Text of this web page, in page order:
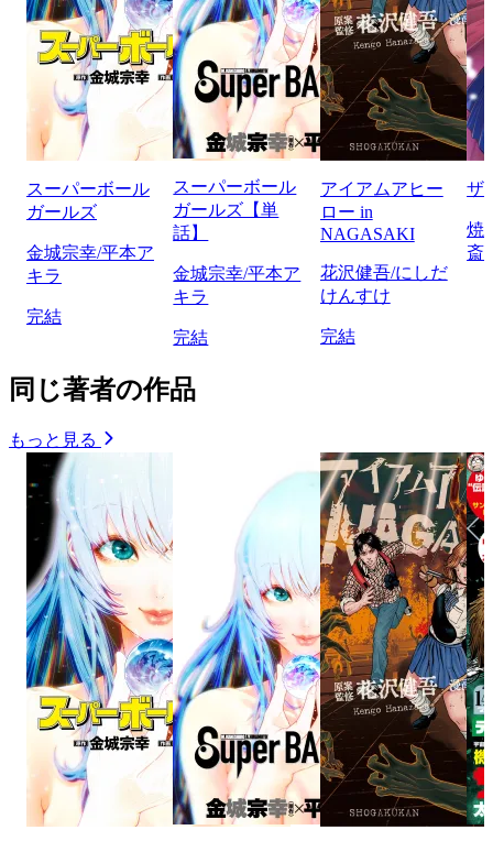
スーパーボール
ガールズ
金城宗幸/平本ア
キラ
完結
スーパーボール
ガールズ【単
話】
金城宗幸/平本ア
キラ
完結
アイアムアヒー
ロー in
NAGASAKI
花沢健吾/にしだ
けんすけ
完結
ザ
焼
斎
同じ著者の作品
もっと見る